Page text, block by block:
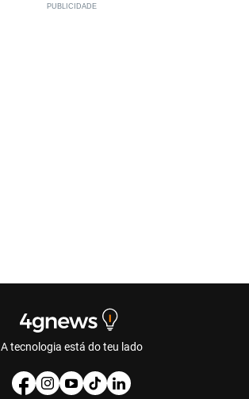
A tecnologia está do teu lado